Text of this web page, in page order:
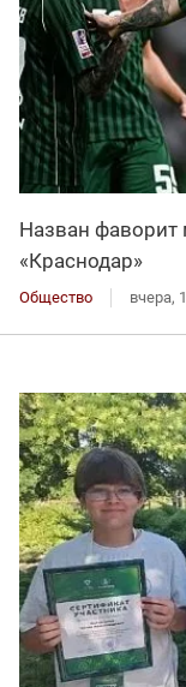
Назван фаворит
«Краснодар»
Общество вчера,